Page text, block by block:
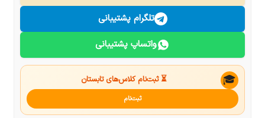
جستجو
تلگرام پشتیبانی
واتساپ پشتیبانی
🎓 ⏳ ثبت‌نام کلاس‌های تابستان
ثبت‌نام